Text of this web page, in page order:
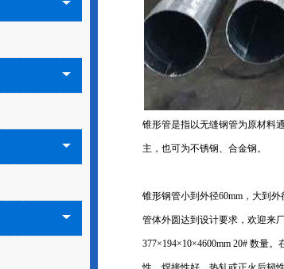
锥形管是指以无缝钢管为原材料
主，也可为不锈钢、合金钢。
锥形钢管小到外径60mm，大到
管体外圆达到设计要求，欢迎来
377×194×10×4600mm 20# 数量